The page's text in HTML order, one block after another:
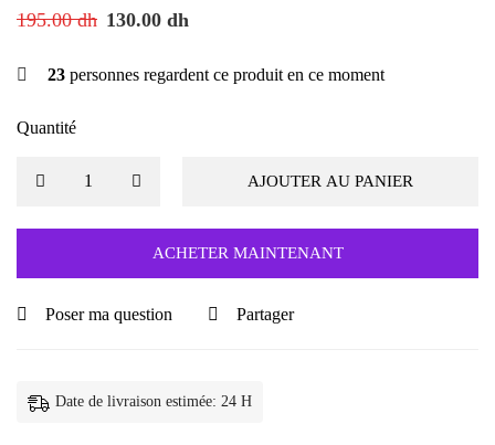
195.00dh 130.00 dh
23 personnes regardent ce produit en ce moment
Quantité
AJOUTER AU PANIER
ACHETER MAINTENANT
Poser ma question Partager
Date de livraison estimée: 24 H